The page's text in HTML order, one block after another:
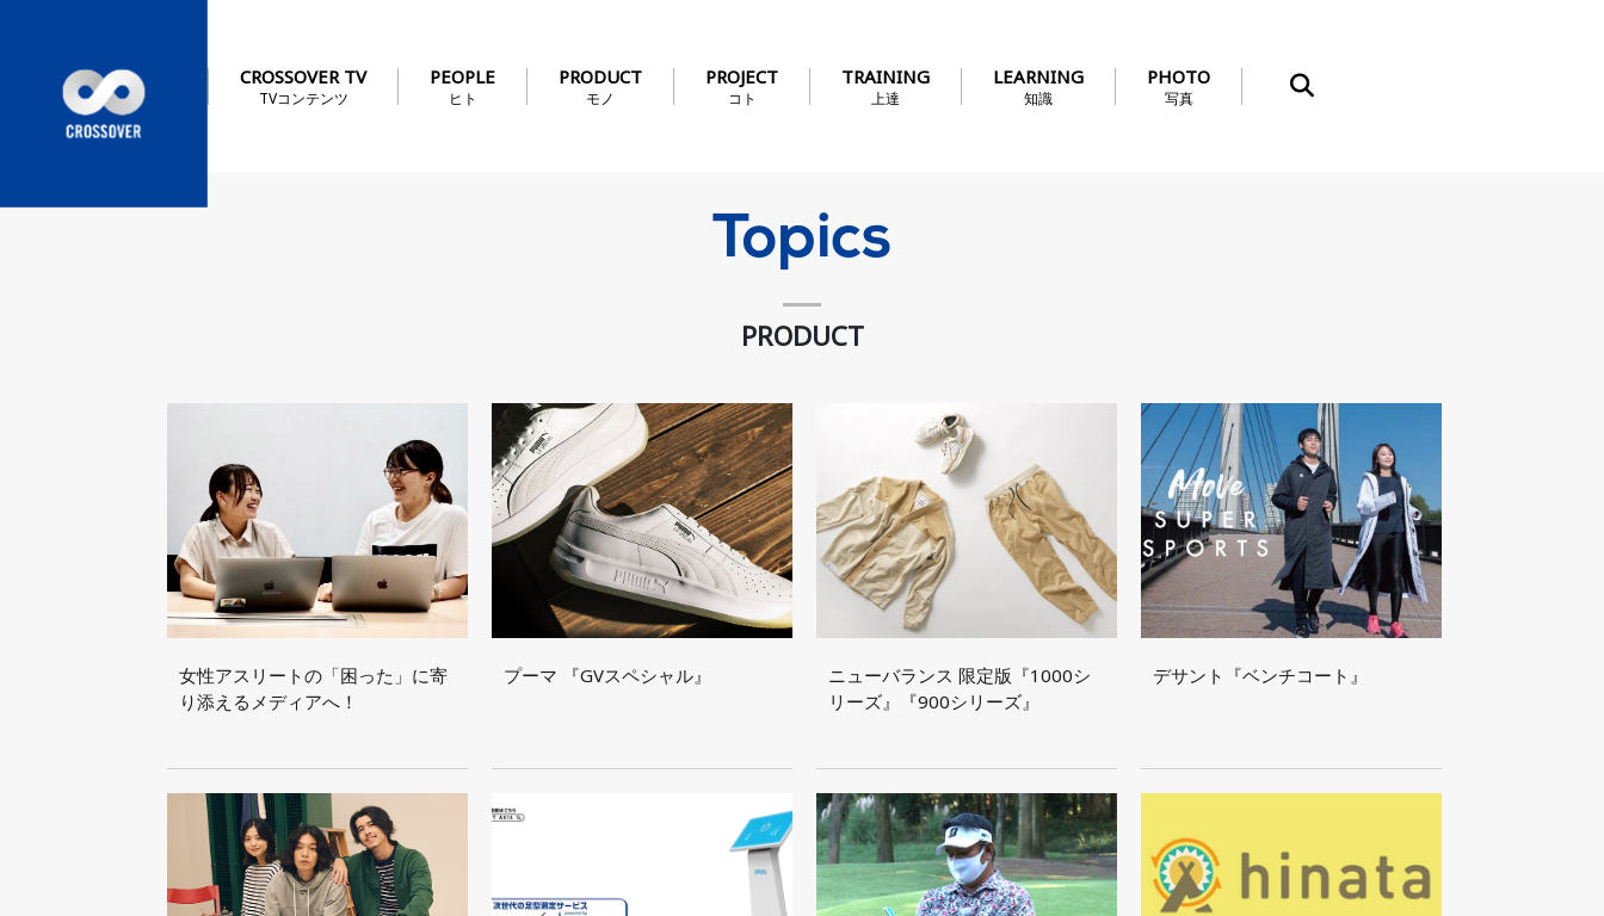
CROSSOVER TV
TVコンテンツ
PEOPLE
ヒト
PRODUCT
モノ
PROJECT
コト
TRAINING
上達
LEARNING
知識
PHOTO
写真
Topics
PRODUCT
女性アスリートの「困った」に寄
り添えるメディアへ！
プーマ 『GVスペシャル』
ニューバランス 限定版『1000シ
リーズ』『900シリーズ』
デサント『ベンチコート』